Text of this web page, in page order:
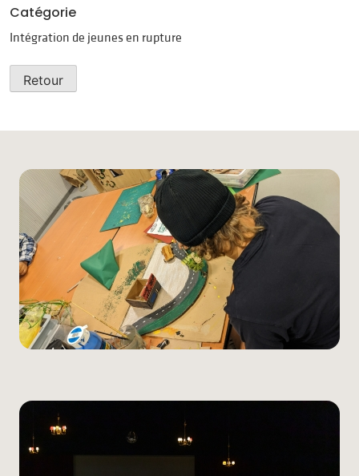
Catégorie
Intégration de jeunes en rupture
Retour